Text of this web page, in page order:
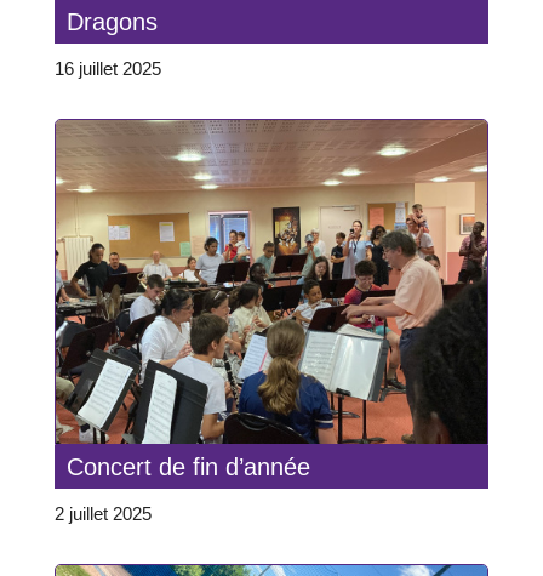
Dragons
16 juillet 2025
Concert de fin d’année
2 juillet 2025